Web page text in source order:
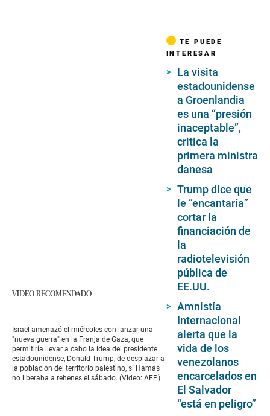
VIDEO RECOMENDADO
Israel amenazó el miércoles con lanzar una
"nueva guerra" en la Franja de Gaza, que
permitiría llevar a cabo la idea del presidente
estadounidense, Donald Trump, de desplazar a
la población del territorio palestino, si Hamás
no liberaba a rehenes el sábado. (Video: AFP)
TE PUEDE
INTERESAR
La visita
estadounidense
a Groenlandia
es una “presión
inaceptable”,
critica la
primera ministra
danesa
Trump dice que
le “encantaría”
cortar la
financiación de
la
radiotelevisión
pública de
EE.UU.
Amnistía
Internacional
alerta que la
vida de los
venezolanos
encarcelados en
El Salvador
“está en peligro”